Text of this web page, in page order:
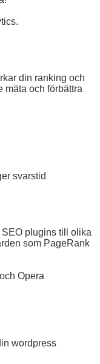
din ranking och
mäta och förbättra
svarstid
plugins till olika
som PageRank
Opera
wordpress